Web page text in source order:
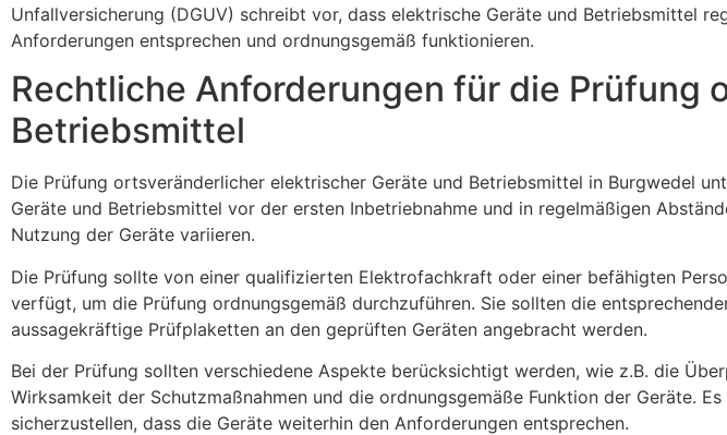
Unfallversicherung (DGUV) schreibt vor, dass elektrische Geräte und Betriebsmittel
Anforderungen entsprechen und ordnungsgemäß funktionieren.
Rechtliche Anforderungen für die
Betriebsmittel
Die Prüfung ortsveränderlicher elektrischer Geräte und Betriebsmittel in Burgwedel
Geräte und Betriebsmittel vor der ersten Inbetriebnahme und in regelmäßigen
Nutzung der Geräte variieren.
Die Prüfung sollte von einer qualifizierten Elektrofachkraft oder einer befähigten
verfügt, um die Prüfung ordnungsgemäß durchzuführen. Sie sollten die
aussagekräftige Prüfplaketten an den geprüften Geräten angebracht werden.
Bei der Prüfung sollten verschiedene Aspekte berücksichtigt werden, wie z.B. die
Wirksamkeit der Schutzmaßnahmen und die ordnungsgemäße Funktion der Geräte.
sicherzustellen, dass die Geräte weiterhin den Anforderungen entsprechen.